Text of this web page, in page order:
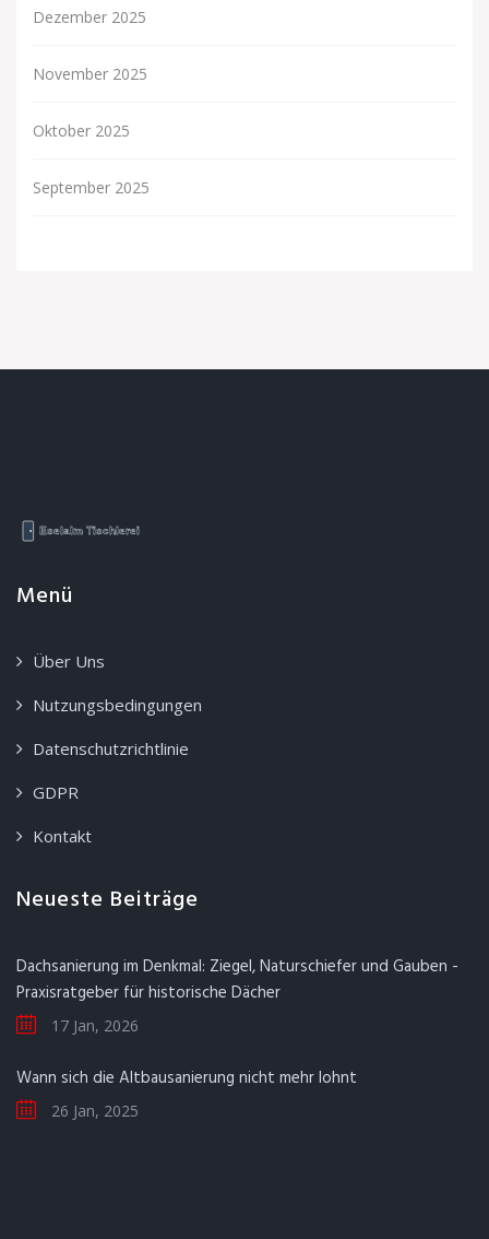
Dezember 2025
November 2025
Oktober 2025
September 2025
Menü
Über Uns
Nutzungsbedingungen
Datenschutzrichtlinie
GDPR
Kontakt
Neueste Beiträge
Dachsanierung im Denkmal: Ziegel, Naturschiefer und Gauben -
Praxisratgeber für historische Dächer
17 Jan, 2026
Wann sich die Altbausanierung nicht mehr lohnt
26 Jan, 2025